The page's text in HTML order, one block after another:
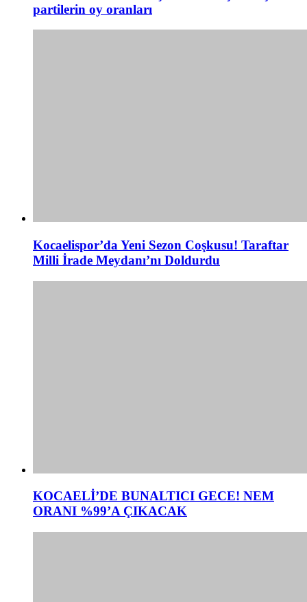
partilerin oy oranları
Kocaelispor’da Yeni Sezon Coşkusu! Taraftar
Milli İrade Meydanı’nı Doldurdu
KOCAELİ’DE BUNALTICI GECE! NEM
ORANI %99’A ÇIKACAK